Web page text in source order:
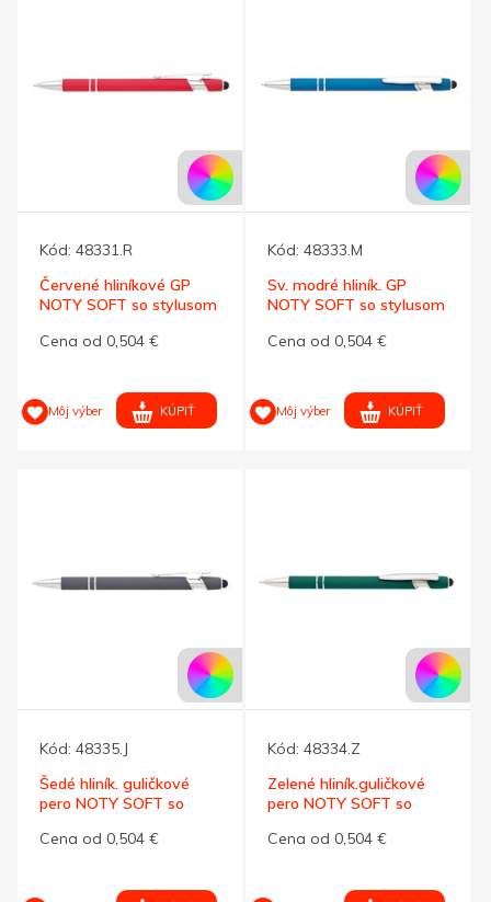
Kód: 48331.R
Červené hliníkové GP
NOTY SOFT so stylusom
Cena od 0,504 €
Môj výber KÚPIŤ
Kód: 48333.M
Sv. modré hliník. GP
NOTY SOFT so stylusom
Cena od 0,504 €
Môj výber KÚPIŤ
Kód: 48335.J
Šedé hliník. guličkové
pero NOTY SOFT so
Cena od 0,504 €
Kód: 48334.Z
Zelené hliník.guličkové
pero NOTY SOFT so
Cena od 0,504 €